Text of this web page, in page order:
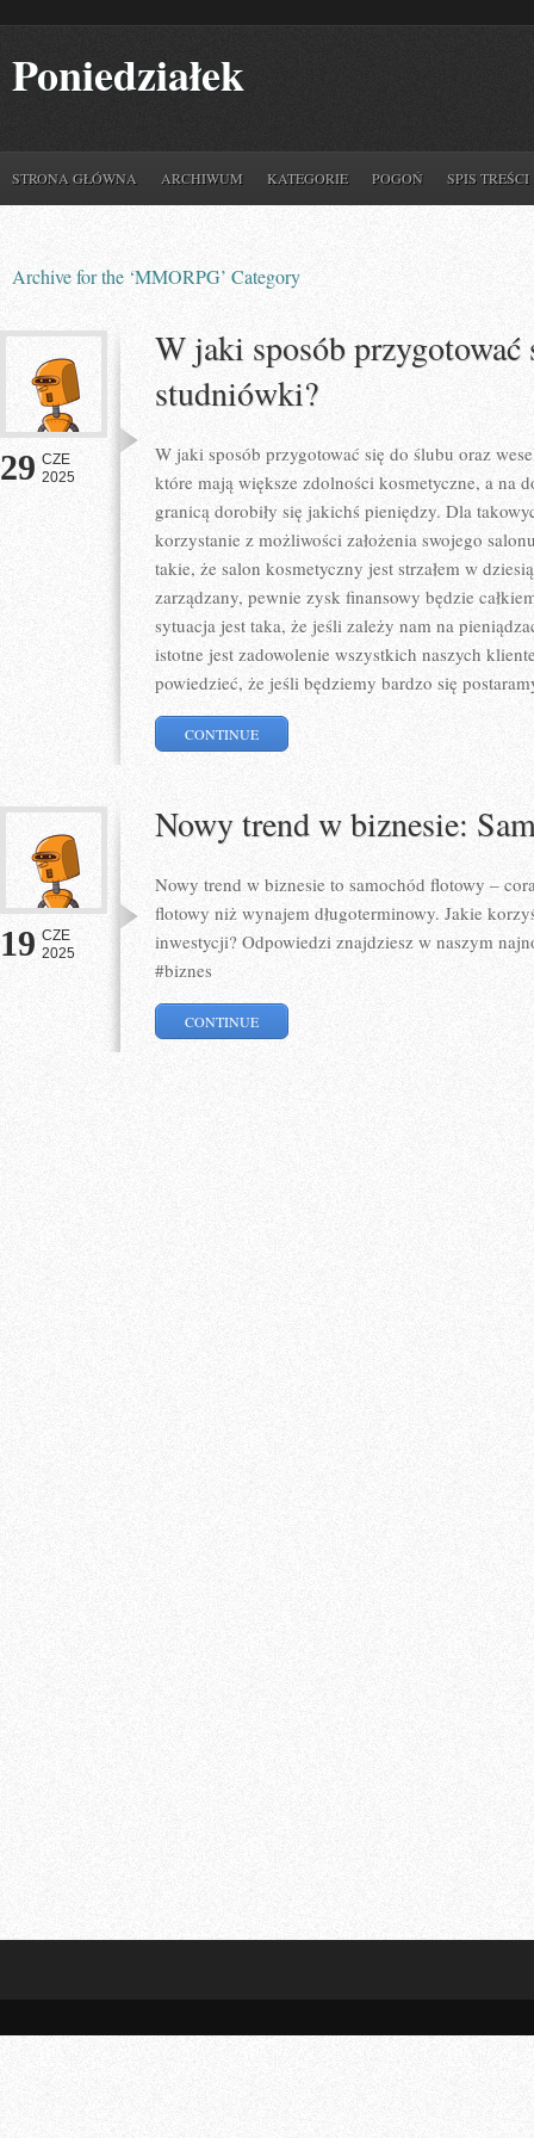
Poniedziałek
STRONA GŁÓWNA ARCHIWUM KATEGORIE POGOŃ SPIS TREŚCI
Archive for the ‘MMORPG’ Category
29 CZE
2025
W jaki sposób przygotować
studniówki?
W jaki sposób przygotować się do ślubu oraz
które mają większe zdolności kosmetyczne, a na
granicą dorobiły się jakichś pieniędzy. Dla
korzystanie z możliwości założenia swojego
takie, że salon kosmetyczny jest strzałem w
zarządzany, pewnie zysk finansowy będzie
sytuacja jest taka, że jeśli zależy nam na
istotne jest zadowolenie wszystkich naszych
powiedzieć, że jeśli będziemy bardzo się
CONTINUE
19 CZE
2025
Nowy trend w biznesie:
Nowy trend w biznesie to samochód flotowy –
flotowy niż wynajem długoterminowy. Jakie
inwestycji? Odpowiedzi znajdziesz w naszym
#biznes
CONTINUE